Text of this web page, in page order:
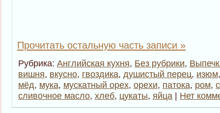
Прочитать остальную часть записи »
Рубрика: Английская кухня, Без рубрики,
вишня, вкусно, гвоздика, душистый перец, изюм
мёд, мука, мускатный орех, орехи, патока, ром,
сливочное масло, хлеб, цукаты, яйца | Нет